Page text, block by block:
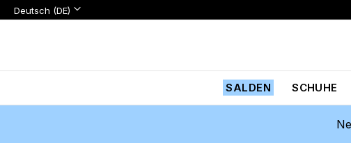
Sprache
Sprache:
Deutsch (DE)
SALDEN SCHUHE